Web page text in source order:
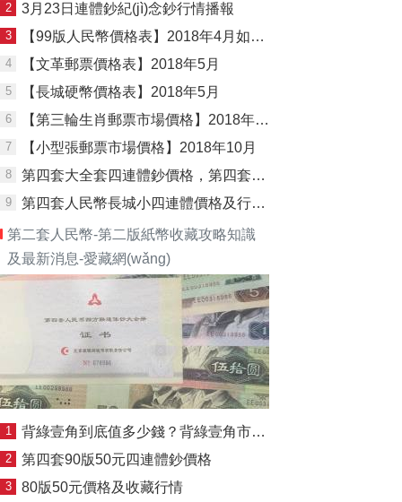
2 3月23日連體鈔紀(jì)念鈔行情播報
3 【99版人民幣價格表】2018年4月如下，僅供參考
4 【文革郵票價格表】2018年5月
5 【長城硬幣價格表】2018年5月
6 【第三輪生肖郵票市場價格】2018年10月
7 【小型張郵票市場價格】2018年10月
8 第四套大全套四連體鈔價格，第四套大全套四連體鈔價格多少錢？
9 第四套人民幣長城小四連體價格及行情分析
第二套人民幣-第二版紙幣收藏攻略知識
及最新消息-愛藏網(wǎng)
1 背綠壹角到底值多少錢？背綠壹角市場報價出來了！
2 第四套90版50元四連體鈔價格
3 80版50元價格及收藏行情